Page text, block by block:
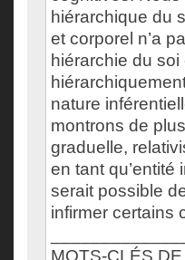
hiérarchique du
et corporel n’a
hiérarchie du
nature
montrons de
graduelle,
en tant
serait possible
infirmer certains
MOTS-CLÉS